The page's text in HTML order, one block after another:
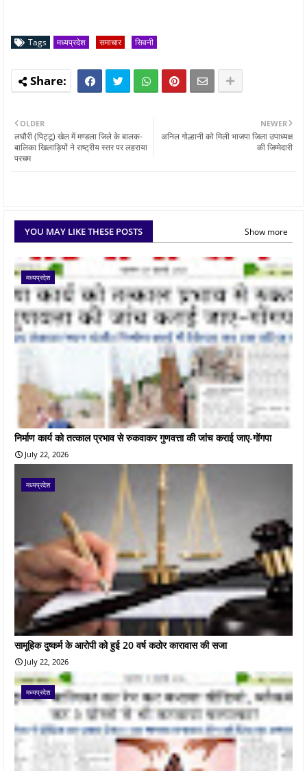
Tags मध्यप्रदेश समाचार सिवनी
NEWER
अनिल गोल्हानी को मिली भाजपा जिला उपाध्यक्ष
की जिम्मेदारी
OLDER
लघौरी (पिट्टू) खेल में मण्डला जिले के बालक-
बालिका खिलाड़ियों ने राष्ट्रीय स्तर पर लहराया
परचम
YOU MAY LIKE THESE POSTS Show more
मध्यप्रदेश
निर्माण कार्य को तत्काल प्रभाव से रुकवाकर गुणवत्ता की जांच कराई जाए-गोंगपा
July 22, 2026
मध्यप्रदेश
सामूहिक दुष्कर्म के आरोपी को हुई 20 वर्ष कठोर कारावास की सजा
July 22, 2026
मध्यप्रदेश